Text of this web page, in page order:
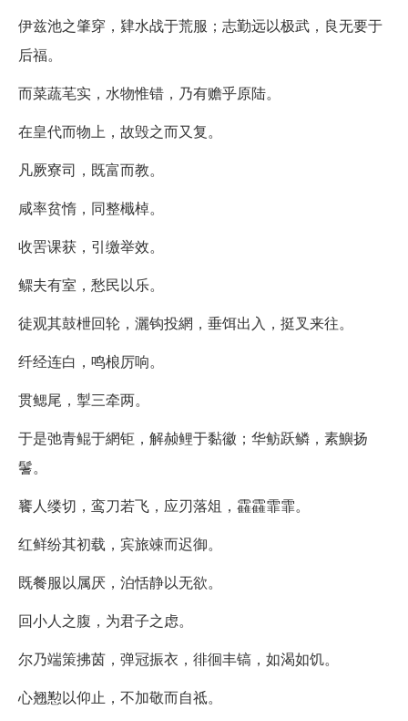
伊兹池之肇穿，肄水战于荒服；志勤远以极武，良无要于
后福。
而菜蔬芼实，水物惟错，乃有赡乎原陆。
在皇代而物上，故毁之而又复。
凡厥寮司，既富而教。
咸率贫惰，同整檝棹。
收罟课获，引缴举效。
鳏夫有室，愁民以乐。
徒观其鼓枻回轮，灑钩投網，垂饵出入，挺叉来往。
纤经连白，鸣桹厉响。
贯鳃尾，掣三牵两。
于是弛青鲲于網钜，解赪鲤于黏徽；华鲂跃鳞，素鱮扬
鬐。
饔人缕切，鸾刀若飞，应刃落俎，靃靃霏霏。
红鲜纷其初载，宾旅竦而迟御。
既餐服以属厌，泊恬静以无欲。
回小人之腹，为君子之虑。
尔乃端策拂茵，弹冠振衣，徘徊丰镐，如渴如饥。
心翘懃以仰止，不加敬而自祗。